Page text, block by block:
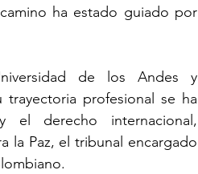
ha estado guiado por
de los Andes y
profesional se ha
derecho internacional,
la Paz, el tribunal encargado